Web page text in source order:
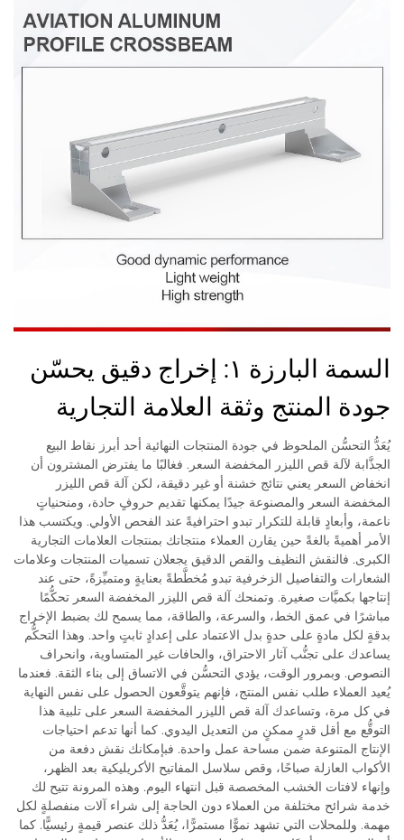
السمة البارزة ١: إخراج دقيق يحسّن
جودة المنتج وثقة العلامة التجارية
يُعَدُّ التحسُّن الملحوظ في جودة المنتجات النهائية أحد أبرز نقاط البيع
الجذَّابة لآلة قص الليزر المخفضة السعر. فغالبًا ما يفترض المشترون أن
انخفاض السعر يعني نتائج خشنة أو غير دقيقة، لكن آلة قص الليزر
المخفضة السعر والمصنوعة جيدًا يمكنها تقديم حروفٍ حادة، ومنحنياتٍ
ناعمة، وأبعادٍ قابلة للتكرار تبدو احترافيةً عند الفحص الأولي. ويكتسب هذا
الأمر أهميةً بالغةً حين يقارن العملاء منتجاتك بمنتجات العلامات التجارية
الكبرى. فالنقش النظيف والقص الدقيق يجعلان تسميات المنتجات وعلامات
الشعارات والتفاصيل الزخرفية تبدو مُخطَّطةً بعنايةٍ ومتميِّزةً، حتى عند
إنتاجها بكميَّات صغيرة. وتمنحك آلة قص الليزر المخفضة السعر تحكُّمًا
مباشرًا في عمق الخط، والسرعة، والطاقة، مما يسمح لك بضبط الإخراج
بدقةٍ لكل مادةٍ على حدةٍ بدل الاعتماد على إعدادٍ ثابتٍ واحد. وهذا التحكُّم
يساعدك على تجنُّب آثار الاحتراق، والحافات غير المتساوية، وانحراف
النصوص. وبمرور الوقت، يؤدي التحسُّن في الاتساق إلى بناء الثقة. فعندما
يُعيد العملاء طلب نفس المنتج، فإنهم يتوقَّعون الحصول على نفس النهاية
في كل مرة، وتساعدك آلة قص الليزر المخفضة السعر على تلبية هذا
التوقُّع مع أقل قدرٍ ممكنٍ من التعديل اليدوي. كما أنها تدعم احتياجات
الإنتاج المتنوعة ضمن مساحة عمل واحدة. فبإمكانك نقش دفعة من
الأكواب العازلة صباحًا، وقص سلاسل المفاتيح الأكريليكية بعد الظهر،
وإنهاء لافتات الخشب المخصصة قبل انتهاء اليوم. وهذه المرونة تتيح لك
خدمة شرائح مختلفة من العملاء دون الحاجة إلى شراء آلات منفصلةٍ لكل
مهمة. وللمحلات التي تشهد نموًّا مستمرًّا، يُعَدُّ ذلك عنصر قيمةٍ رئيسيًّا. كما